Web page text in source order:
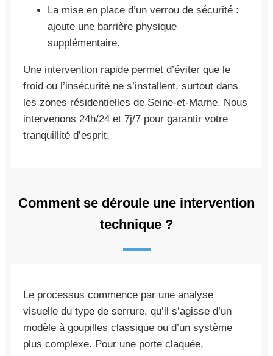
La mise en place d’un verrou de sécurité :
ajoute une barrière physique
supplémentaire.
Une intervention rapide permet d’éviter que le
froid ou l’insécurité ne s’installent, surtout dans
les zones résidentielles de Seine-et-Marne. Nous
intervenons 24h/24 et 7j/7 pour garantir votre
tranquillité d’esprit.
Comment se déroule une intervention
technique ?
Le processus commence par une analyse
visuelle du type de serrure, qu’il s’agisse d’un
modèle à goupilles classique ou d’un système
plus complexe. Pour une porte claquée,